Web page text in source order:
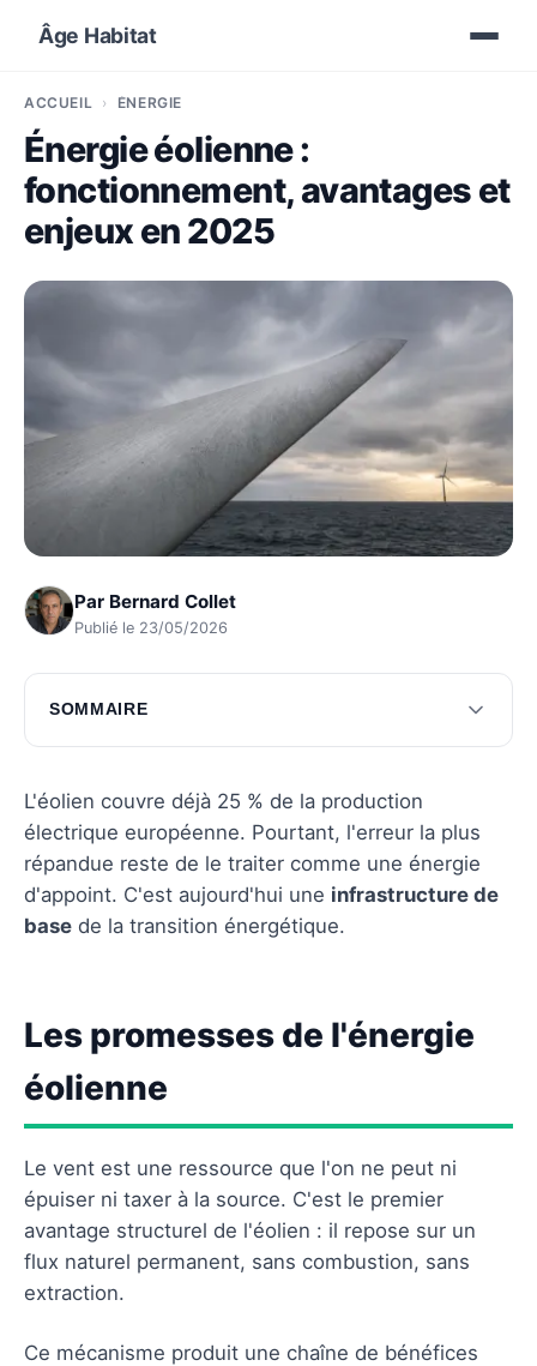
Âge Habitat
ACCUEIL ÉNERGIE
Énergie éolienne :
fonctionnement, avantages et
enjeux en 2025
Par Bernard Collet
Publié le 23/05/2026
SOMMAIRE
Les promesses de l'énergie éolienne
Les défis de l'énergie éolienne
Le futur de l'énergie éolienne en 2025
Questions fréquentes
L'éolien couvre déjà 25 % de la production
électrique européenne. Pourtant, l'erreur la plus
répandue reste de le traiter comme une énergie
d'appoint. C'est aujourd'hui une infrastructure de
base de la transition énergétique.
Les promesses de l'énergie
éolienne
Le vent est une ressource que l'on ne peut ni
épuiser ni taxer à la source. C'est le premier
avantage structurel de l'éolien : il repose sur un
flux naturel permanent, sans combustion, sans
extraction.
Ce mécanisme produit une chaîne de bénéfices